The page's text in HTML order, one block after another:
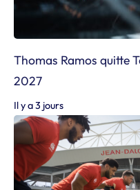
Thomas Ramos quitte
2027
Il y a 3 jours